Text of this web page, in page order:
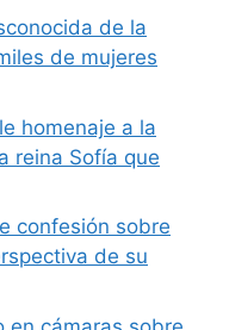
de la
de mujeres
homenaje a la
reina Sofía que
confesión sobre
de su